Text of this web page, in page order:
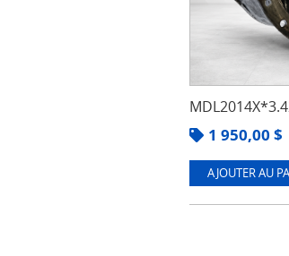
1 950,00 $
AJOUTER AU